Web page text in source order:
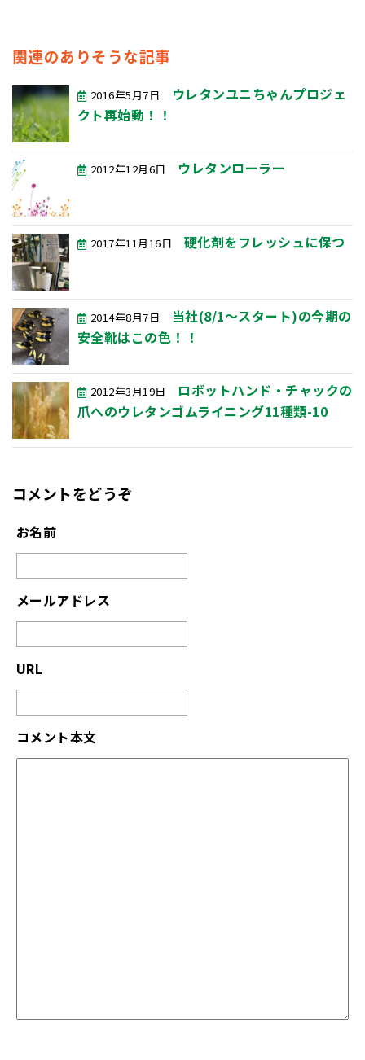
関連のありそうな記事
2016年5月7日
ウレタンユニちゃんプロジェ
クト再始動！！
2012年12月6日 ウレタンローラー
2017年11月16日 硬化剤をフレッシュに保つ
2014年8月7日
当社(8/1～スタート)の今期の
安全靴はこの色！！
2012年3月19日
ロボットハンド・チャックの
爪へのウレタンゴムライニング11種類-10
コメントをどうぞ
お名前
メールアドレス
URL
コメント本文